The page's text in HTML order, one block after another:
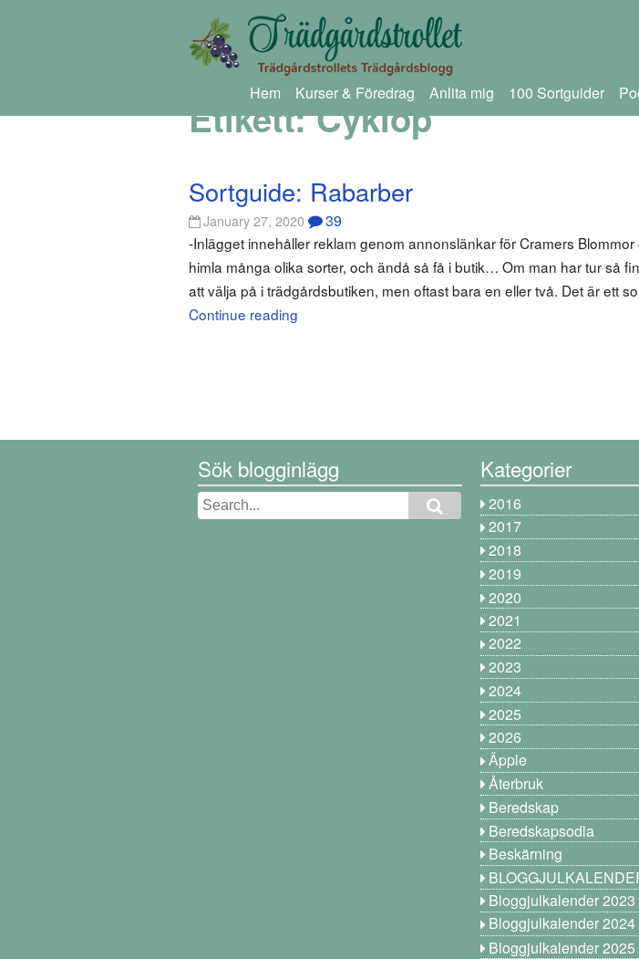
Hem Kurser & Föredrag Anlita mig 100 Sortguider
Etikett:Cyklop
Sortguide: Rabarber
January 27, 2020 39
-Inlägget innehåller reklam genom annonslänkar för Cramers
himla många olika sorter, och ändå så få i butik… Om man har tur så
att välja på i trädgårdsbutiken, men oftast bara en eller två. Det är ett
Continue reading
Sök blogginlägg Kategorier
2016
2017
2018
2019
2020
2021
2022
2023
2024
2025
2026
Äpple
Återbruk
Beredskap
Beredskapsodla
Beskärning
Bloggjulkalender 2023
Bloggjulkalender 2024
Bloggjulkalender 2025